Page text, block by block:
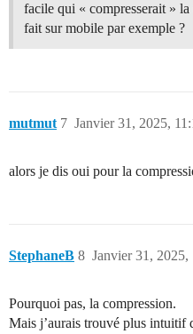
facile qui « compresserait »
fait sur mobile par exemple ?
mutmut Janvier 31, 2025,
7
alors je dis oui pour la
StephaneB Janvier 31, 2025,
8
Pourquoi pas, la compression.
Mais j’aurais trouvé plus intuitif